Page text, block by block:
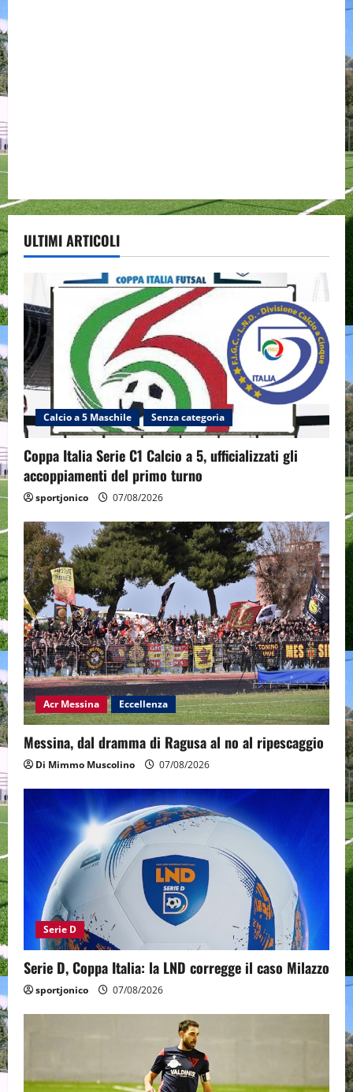
ULTIMI ARTICOLI
Calcio a 5 Maschile Senza categoria
Coppa Italia Serie C1 Calcio a 5, ufficializzati gli
accoppiamenti del primo turno
sportjonico 07/08/2026
Acr Messina Eccellenza
Messina, dal dramma di Ragusa al no al ripescaggio
Di Mimmo Muscolino 07/08/2026
Serie D
Serie D, Coppa Italia: la LND corregge il caso Milazzo
sportjonico 07/08/2026